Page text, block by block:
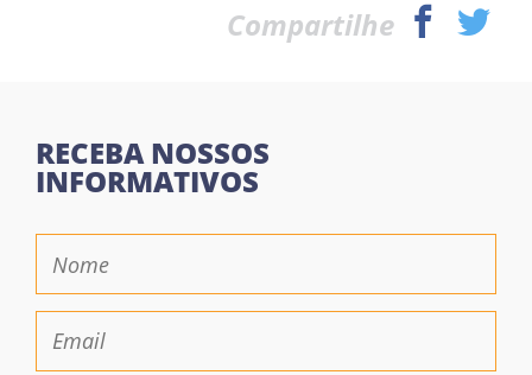
Compartilhe
RECEBA NOSSOS
INFORMATIVOS